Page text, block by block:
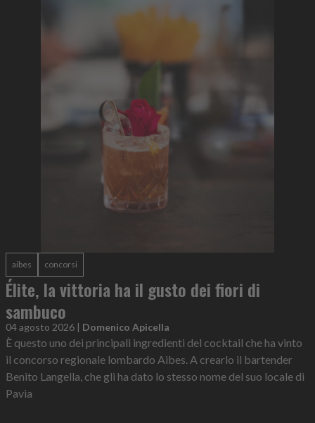
aibes concorsi
Élite, la vittoria ha il gusto dei fiori di
sambuco
04 agosto 2026 | Domenico Apicella
È questo uno dei principali ingredienti del cocktail che ha vinto
il concorso regionale lombardo Aibes. A crearlo il bartender
Benito Langella, che gli ha dato lo stesso nome del suo locale di
Pavia